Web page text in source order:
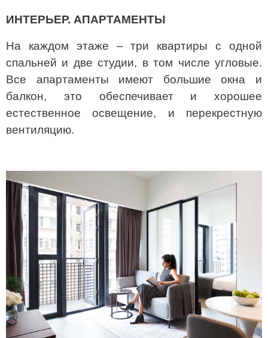
ИНТЕРЬЕР. АПАРТАМЕНТЫ
На каждом этаже – три квартиры с одной
спальней и две студии, в том числе угловые.
Все апартаменты имеют большие окна и
балкон, это обеспечивает и хорошее
естественное освещение, и перекрестную
вентиляцию.